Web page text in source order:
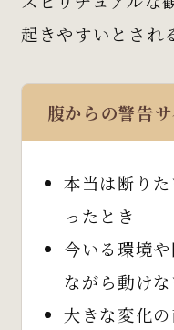
起きやすいとされ
腹からの警告
本当は断り
ったとき
今いる環境
ながら動け
大きな変化